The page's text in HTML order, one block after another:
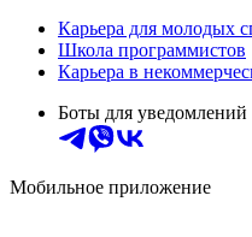
Карьера для молодых
Школа программистов
Карьера в
Боты для уведомлений
Мобильное приложение